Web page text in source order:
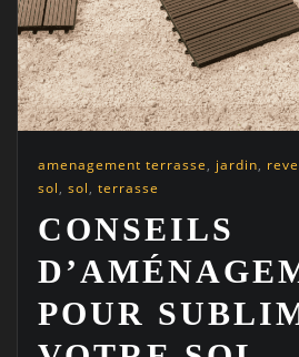
amenagement terrasse, jardin,
sol, sol, terrasse
CONSEILS
POUR